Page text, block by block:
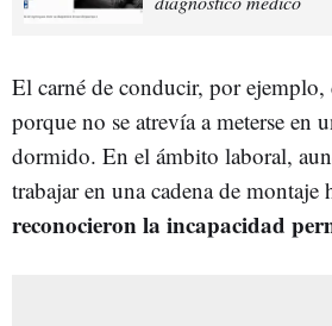
El carné de conducir, por ejemplo,
porque no se atrevía a meterse en
dormido. En el ámbito laboral,
trabajar en una cadena de montaje
reconocieron la incapacidad